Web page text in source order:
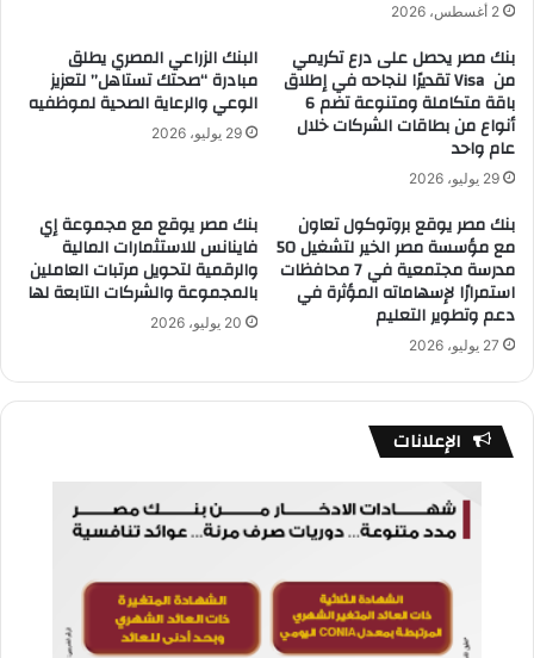
2 أغسطس، 2026
بنك مصر يحصل على درع تكريمي
من Visa تقديرًا لنجاحه في إطلاق
باقة متكاملة ومتنوعة تضم 6
أنواع من بطاقات الشركات خلال
عام واحد
29 يوليو، 2026
البنك الزراعي المصري يطلق
مبادرة “صحتك تستاهل” لتعزيز
الوعي والرعاية الصحية لموظفيه
29 يوليو، 2026
بنك مصر يوقع بروتوكول تعاون
مع مؤسسة مصر الخير لتشغيل 50
مدرسة مجتمعية في 7 محافظات
استمرارًا لإسهاماته المؤثرة في
دعم وتطوير التعليم
27 يوليو، 2026
بنك مصر يوقع مع مجموعة إي
فاينانس للاستثمارات المالية
والرقمية لتحويل مرتبات العاملين
بالمجموعة والشركات التابعة لها
20 يوليو، 2026
الإعلانات